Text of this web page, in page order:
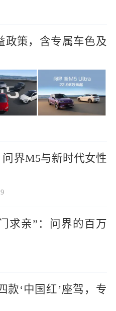
政策，含专属车色及
界M5与新时代女性
求亲”：问界的百万
款‘中国红’座驾，专